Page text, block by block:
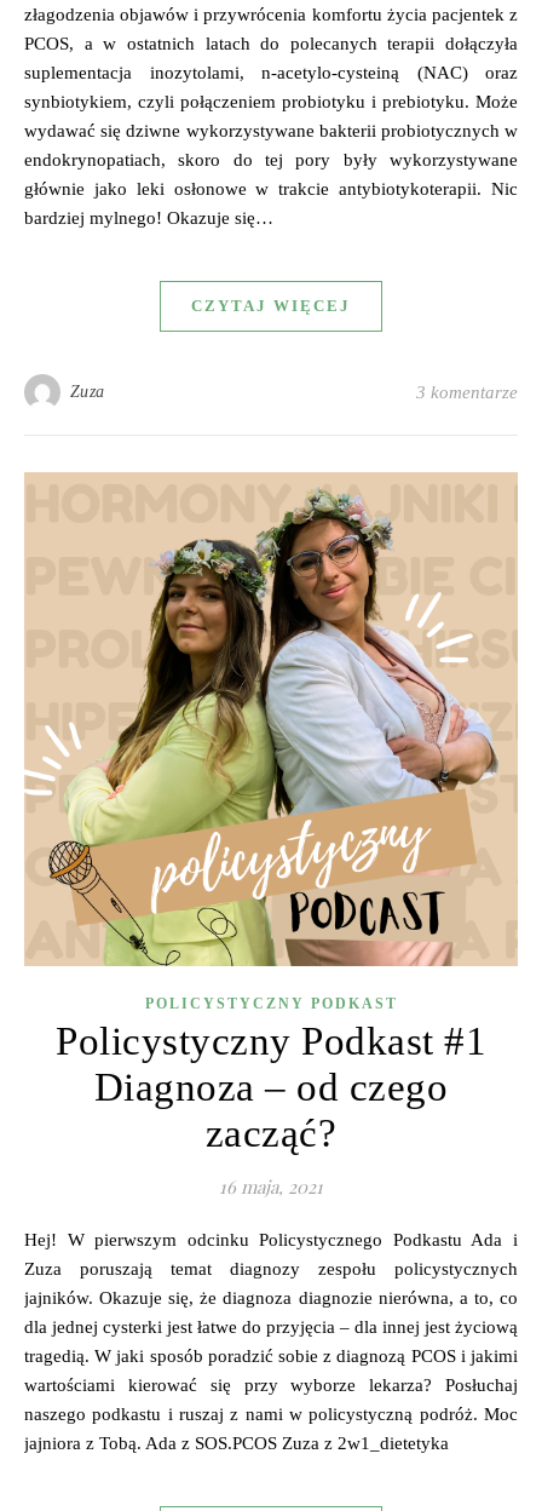
złagodzenia objawów i przywrócenia komfortu życia pacjentek z
PCOS, a w ostatnich latach do polecanych terapii dołączyła
suplementacja inozytolami, n-acetylo-cysteiną (NAC) oraz
synbiotykiem, czyli połączeniem probiotyku i prebiotyku. Może
wydawać się dziwne wykorzystywane bakterii probiotycznych w
endokrynopatiach, skoro do tej pory były wykorzystywane
głównie jako leki osłonowe w trakcie antybiotykoterapii. Nic
bardziej mylnego! Okazuje się…
CZYTAJ WIĘCEJ
Zuza 3 komentarze
POLICYSTYCZNY PODKAST
Policystyczny Podkast #1
Diagnoza – od czego
zacząć?
16 maja, 2021
Hej! W pierwszym odcinku Policystycznego Podkastu Ada i
Zuza poruszają temat diagnozy zespołu policystycznych
jajników. Okazuje się, że diagnoza diagnozie nierówna, a to, co
dla jednej cysterki jest łatwe do przyjęcia – dla innej jest życiową
tragedią. W jaki sposób poradzić sobie z diagnozą PCOS i jakimi
wartościami kierować się przy wyborze lekarza? Posłuchaj
naszego podkastu i ruszaj z nami w policystyczną podróż. Moc
jajniora z Tobą. Ada z SOS.PCOS Zuza z 2w1_dietetyka